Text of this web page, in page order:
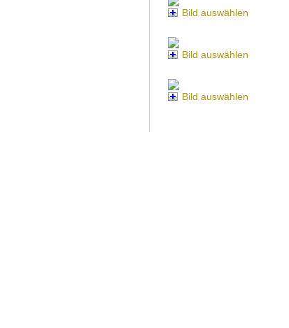
Bild auswählen
Bild auswählen
Bild auswählen